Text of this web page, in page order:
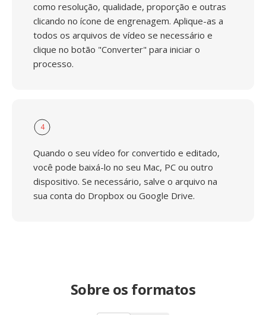
como resolução, qualidade, proporção e outras
clicando no ícone de engrenagem. Aplique-as a
todos os arquivos de vídeo se necessário e
clique no botão "Converter" para iniciar o
processo.
4
Quando o seu vídeo for convertido e editado,
você pode baixá-lo no seu Mac, PC ou outro
dispositivo. Se necessário, salve o arquivo na
sua conta do Dropbox ou Google Drive.
Sobre os formatos